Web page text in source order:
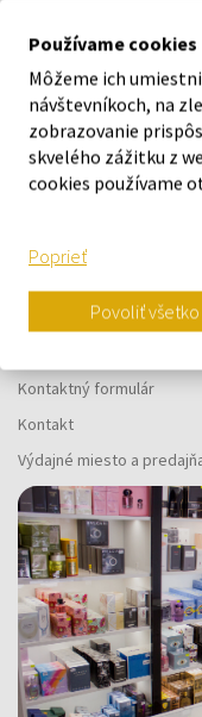
Náš výber
O SPOLOČNOSTI
Kontaktný formulár
Kontakt
Výdajné miesto a
Používame cookies
Môžeme ich
návštevníkoch, na
zobrazovanie
skvelého zážitku z
cookies používame
Poprieť
Povoliť všetko